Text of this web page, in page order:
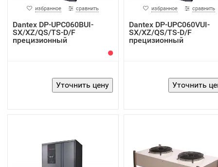
избранное сравнить
Dantex DP-UPC060BUI-
SX/XZ/QS/TS-D/F
прецизионный
избранное сравнить
Dantex DP-UPC060VUI-
SX/XZ/QS/TS-D/F
прецизионный